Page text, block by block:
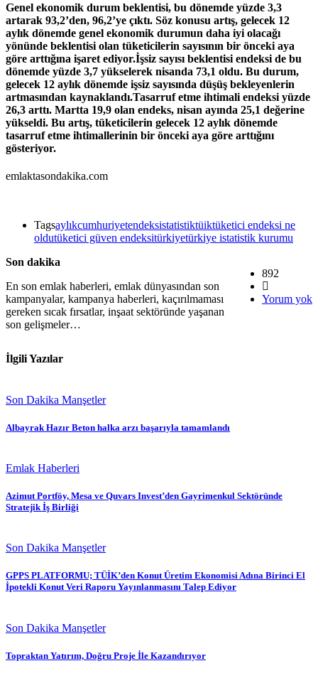
Genel ekonomik durum beklentisi, bu dönemde yüzde 3,3
artarak 93,2’den, 96,2’ye çıktı. Söz konusu artış, gelecek 12
aylık dönemde genel ekonomik durumun daha iyi olacağı
yönünde beklentisi olan tüketicilerin sayısının bir önceki aya
göre arttığına işaret ediyor.İşsiz sayısı beklentisi endeksi de bu
dönemde yüzde 3,7 yükselerek nisanda 73,1 oldu. Bu durum,
gelecek 12 aylık dönemde işsiz sayısında düşüş bekleyenlerin
artmasından kaynaklandı.Tasarruf etme ihtimali endeksi yüzde
26,3 arttı. Martta 19,9 olan endeks, nisan ayında 25,1 değerine
yükseldi. Bu artış, tüketicilerin gelecek 12 aylık dönemde
tasarruf etme ihtimallerinin bir önceki aya göre arttığını
gösteriyor.
emlaktasondakika.com
Tagsaylıkcumhuriyetendeksistatistiktüiktüketici endeksi ne
oldutüketici güven endeksitürkiyetürkiye istatistik kurumu
892
Yorum yok
Son dakika
En son emlak haberleri, emlak dünyasından son
kampanyalar, kampanya haberleri, kaçırılmaması
gereken sıcak fırsatlar, inşaat sektöründe yaşanan
son gelişmeler…
İlgili Yazılar
Son Dakika Manşetler
Albayrak Hazır Beton halka arzı başarıyla tamamlandı
Emlak Haberleri
Azimut Portföy, Mesa ve Quvars Invest’den Gayrimenkul Sektöründe
Stratejik İş Birliği
Son Dakika Manşetler
GPPS PLATFORMU; TÜİK’den Konut Üretim Ekonomisi Adına Birinci El
İpotekli Konut Veri Raporu Yayınlanmasını Talep Ediyor
Son Dakika Manşetler
Topraktan Yatırım, Doğru Proje İle Kazandırıyor